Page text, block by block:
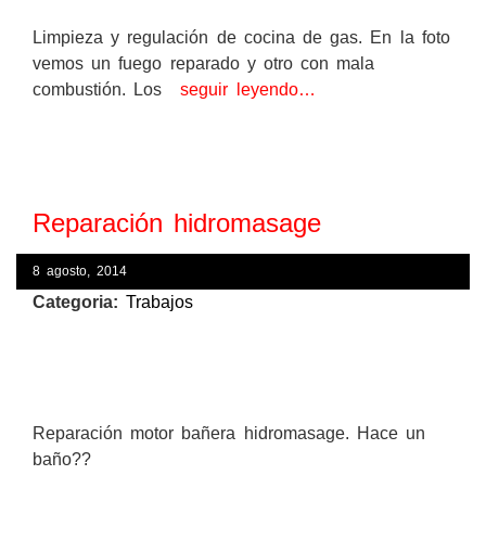
Limpieza y regulación de cocina de gas. En la foto
vemos un fuego reparado y otro con mala
combustión. Los
seguir leyendo…
Reparación hidromasage
8 agosto, 2014
Categoria:Trabajos
Reparación motor bañera hidromasage. Hace un
baño??